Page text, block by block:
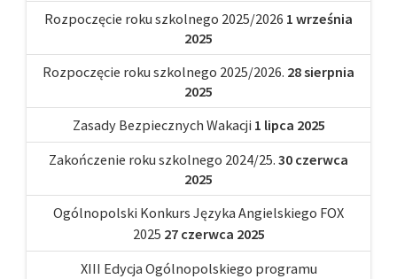
Rozpoczęcie roku szkolnego 2025/2026 1 września
2025
Rozpoczęcie roku szkolnego 2025/2026. 28 sierpnia
2025
Zasady Bezpiecznych Wakacji 1 lipca 2025
Zakończenie roku szkolnego 2024/25. 30 czerwca
2025
Ogólnopolski Konkurs Języka Angielskiego FOX
2025 27 czerwca 2025
XIII Edycja Ogólnopolskiego programu